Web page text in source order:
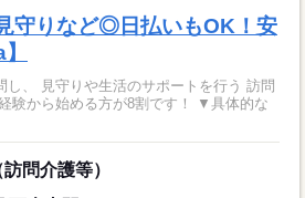
守りなど◎日払いもOK！安
し、 見守りや生活のサポートを行う 訪問
問介護等）